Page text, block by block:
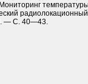
Мониторинг
— С. 40—43.